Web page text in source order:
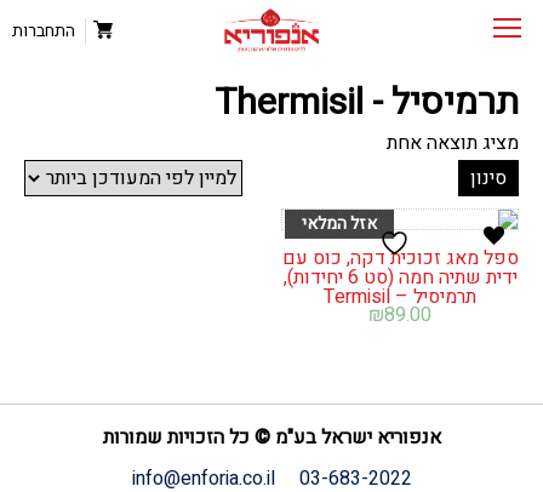
התחברות
תרמיסיל - Thermisil
מציג תוצאה אחת
סינון
ספל מאג זכוכית דקה, כוס עם
ידית שתיה חמה (סט 6 יחידות),
תרמיסיל – Termisil
₪89.00
אנפוריא ישראל בע"מ © כל הזכויות שמורות
03-683-2022
info@enforia.co.il